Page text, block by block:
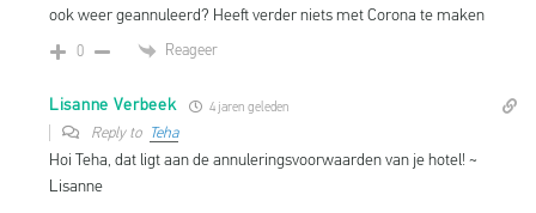
ook weer geannuleerd? Heeft verder niets met Corona te maken
0 Reageer
Lisanne Verbeek 4 jaren geleden
Reply to Teha
Hoi Teha, dat ligt aan de annuleringsvoorwaarden van je hotel! ~
Lisanne